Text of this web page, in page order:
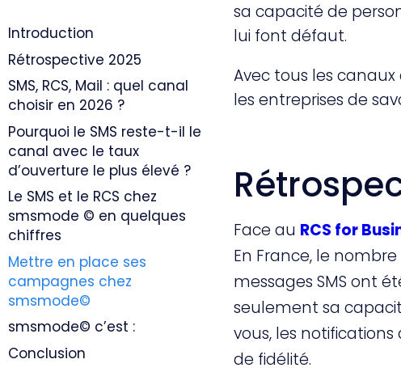
Introduction
Rétrospective 2025
SMS, RCS, Mail : quel canal
choisir en 2026 ?
Pourquoi le SMS reste-t-il le
canal avec le taux
d’ouverture le plus élevé ?
Le SMS et le RCS chez
smsmode © en quelques
chiffres
Mettre en place ses
campagnes chez
smsmode©
smsmode© c’est :
Conclusion
sa capacité de
lui font défaut.
Avec tous les
les entreprises de
Face au RCS for
En France, le
messages SMS ont
seulement sa
vous, les
de fidélité.